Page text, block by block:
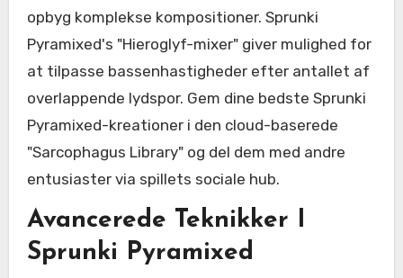
opbyg komplekse kompositioner. Sprunki
Pyramixed's "Hieroglyf-mixer" giver mulighed for
at tilpasse bassenhastigheder efter antallet af
overlappende lydspor. Gem dine bedste Sprunki
Pyramixed-kreationer i den cloud-baserede
"Sarcophagus Library" og del dem med andre
entusiaster via spillets sociale hub.
Avancerede Teknikker I
Sprunki Pyramixed